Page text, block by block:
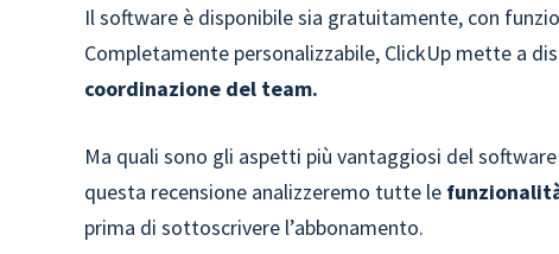
Il software è disponibile sia gratuitamente, con
Completamente personalizzabile, ClickUp mette a
coordinazione del team.
Ma quali sono gli aspetti più vantaggiosi del
questa recensione analizzeremo tutte le
prima di sottoscrivere l’abbonamento.